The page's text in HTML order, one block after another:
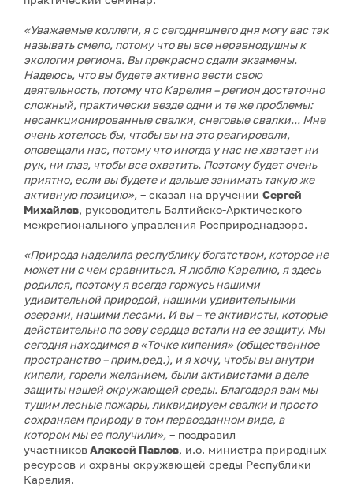
«Уважаемые коллеги, я с сегодняшнего дня могу вас так
называть смело, потому что вы все неравнодушны к
экологии региона. Вы прекрасно сдали экзамены.
Надеюсь, что вы будете активно вести свою
деятельность, потому что Карелия – регион достаточно
сложный, практически везде одни и те же проблемы:
несанкционированные свалки, снеговые свалки... Мне
очень хотелось бы, чтобы вы на это реагировали,
оповещали нас, потому что иногда у нас не хватает ни
рук, ни глаз, чтобы все охватить. Поэтому будет очень
приятно, если вы будете и дальше занимать такую же
активную позицию», – сказал на вручении Сергей
Михайлов, руководитель Балтийско-Арктического
межрегионального управления Росприроднадзора.
«Природа наделила республику богатством, которое не
может ни с чем сравниться. Я люблю Карелию, я здесь
родился, поэтому я всегда горжусь нашими
удивительной природой, нашими удивительными
озерами, нашими лесами. И вы – те активисты, которые
действительно по зову сердца встали на ее защиту. Мы
сегодня находимся в «Точке кипения» (общественное
пространство – прим.ред.), и я хочу, чтобы вы внутри
кипели, горели желанием, были активистами в деле
защиты нашей окружающей среды. Благодаря вам мы
тушим лесные пожары, ликвидируем свалки и просто
сохраняем природу в том первозданном виде, в
котором мы ее получили», – поздравил
участниковАлексей Павлов, и.о. министра природных
ресурсов и охраны окружающей среды Республики
Карелия.